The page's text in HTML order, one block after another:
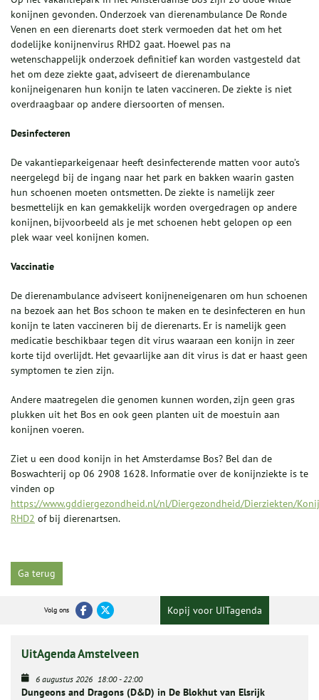
konijnen gevonden. Onderzoek van dierenambulance De Ronde
Venen en een dierenarts doet sterk vermoeden dat het om het
dodelijke konijnenvirus RHD2 gaat. Hoewel pas na
wetenschappelijk onderzoek definitief kan worden vastgesteld dat
het om deze ziekte gaat, adviseert de dierenambulance
konijneigenaren hun konijn te laten vaccineren. De ziekte is niet
overdraagbaar op andere diersoorten of mensen.
Desinfecteren
De vakantieparkeigenaar heeft desinfecterende matten voor auto’s
neergelegd bij de ingang naar het park en bakken waarin gasten
hun schoenen moeten ontsmetten. De ziekte is namelijk zeer
besmettelijk en kan gemakkelijk worden overgedragen op andere
konijnen, bijvoorbeeld als je met schoenen hebt gelopen op een
plek waar veel konijnen komen.
Vaccinatie
De dierenambulance adviseert konijneneigenaren om hun schoenen
na bezoek aan het Bos schoon te maken en te desinfecteren en hun
konijn te laten vaccineren bij de dierenarts. Er is namelijk geen
medicatie beschikbaar tegen dit virus waaraan een konijn in zeer
korte tijd overlijdt. Het gevaarlijke aan dit virus is dat er haast geen
symptomen te zien zijn.
Andere maatregelen die genomen kunnen worden, zijn geen gras
plukken uit het Bos en ook geen planten uit de moestuin aan
konijnen voeren.
Ziet u een dood konijn in het Amsterdamse Bos? Bel dan de
Boswachterij op 06 2908 1628. Informatie over de konijnziekte is te
vinden op
https://www.gddiergezondheid.nl/nl/Diergezondheid/Dierziekten/
RHD2 of bij dierenartsen.
Ga terug
Volg ons Kopij voor UITagenda
UitAgenda Amstelveen
6 augustus 2026 18:00-22:00
Dungeons and Dragons (D&D) in De Blokhut van Elsrijk